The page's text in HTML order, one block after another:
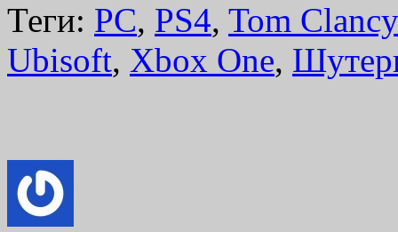
Теги: PC, PS4, Tom
Ubisoft, Xbox One,